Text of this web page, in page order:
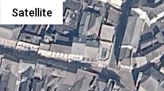
Satellite